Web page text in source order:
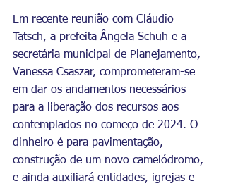
Em recente reunião com Cláudio
Tatsch, a prefeita Ângela Schuh e a
secretária municipal de Planejamento,
Vanessa Csaszar, comprometeram-se
em dar os andamentos necessários
para a liberação dos recursos aos
contemplados no começo de 2024. O
dinheiro é para pavimentação,
construção de um novo camelódromo,
e ainda auxiliará entidades, igrejas e